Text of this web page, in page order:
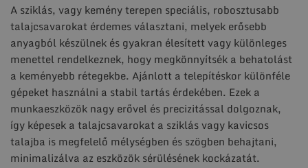
A sziklás, vagy kemény terepen speciális, robosztusabb
talajcsavarokat érdemes választani, melyek erősebb
anyagból készülnek és gyakran élesített vagy különleges
menettel rendelkeznek, hogy megkönnyítsék a behatolást
a keményebb rétegekbe. Ajánlott a telepítéskor különféle
gépeket használni a stabil tartás érdekében. Ezek a
munkaeszközök nagy erővel és precizitással dolgoznak,
így képesek a talajcsavarokat a sziklás vagy kavicsos
talajba is megfelelő mélységben és szögben behajtani,
minimalizálva az eszközök sérülésének kockázatát.